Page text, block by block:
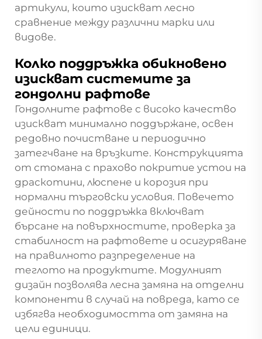
артикули, които изискват лесно
сравнение между различни марки или
видове.
Колко поддръжка обикновено
изискват системите за
гондолни рафтове
Гондолните рафтове с високо качество
изискват минимално поддържане, освен
редовно почистване и периодично
затегчване на връзките. Конструкцията
от стомана с прахово покритие устои на
драскотини, люспене и корозия при
нормални търговски условия. Повечето
дейности по поддръжка включват
бърсане на повърхностите, проверка за
стабилност на рафтовете и осигуряване
на правилното разпределение на
теглото на продуктите. Модулният
дизайн позволява лесна замяна на отделни
компоненти в случай на повреда, като се
избягва необходимостта от замяна на
цели единици.